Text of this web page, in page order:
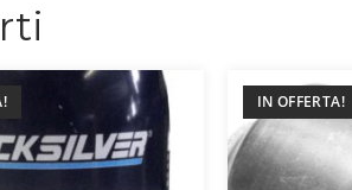
IN OFFERTA!